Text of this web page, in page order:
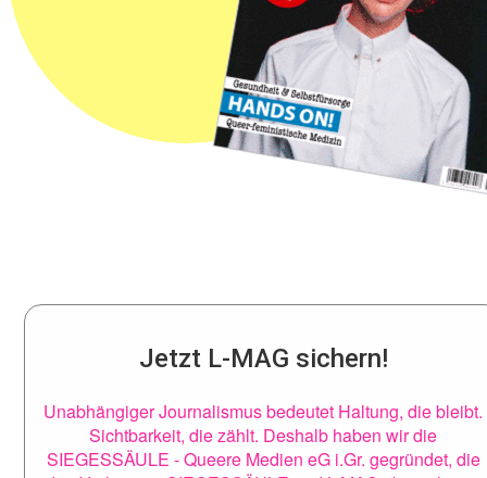
Jetzt L-MAG sichern!
Unabhängiger Journalismus bedeutet Haltung, die bleibt.
Sichtbarkeit, die zählt. Deshalb haben wir die
SIEGESSÄULE - Queere Medien eG i.Gr. gegründet, die